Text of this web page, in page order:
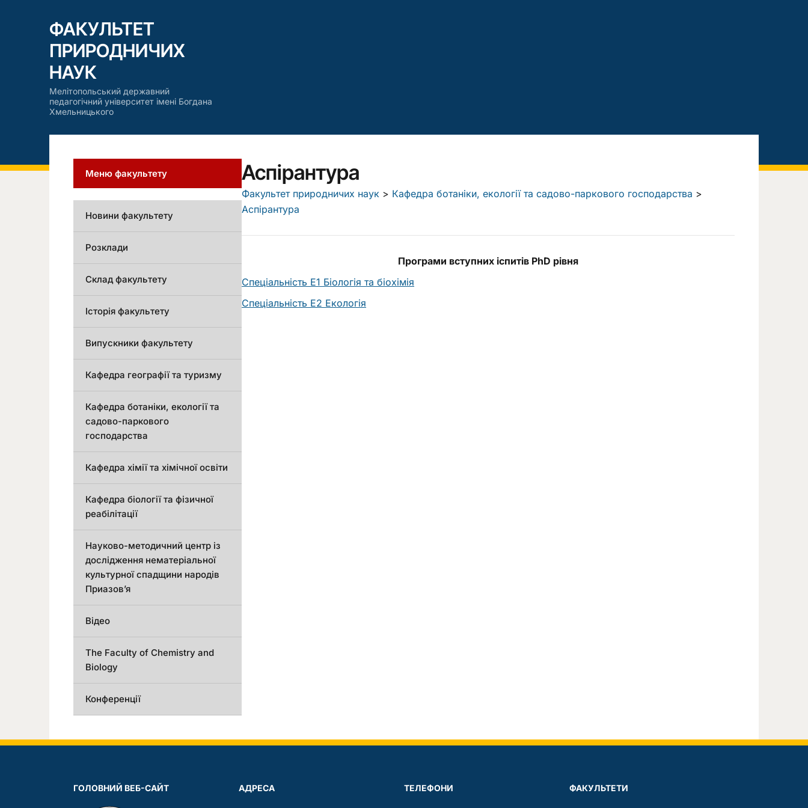
ФАКУЛЬТЕТ
ПРИРОДНИЧИХ
НАУК
Мелітопольський державний
педагогічний університет імені Богдана
Хмельницького
Аспірантура
Факультет природничих наук > Кафедра ботаніки, екології та садово-паркового господарства >
Аспірантура
Програми вступних іспитів PhD рівня
Спеціальність E1 Біологія та біохімія
Спеціальність E2 Екологія
Меню факультету
Новини факультету
Розклади
Склад факультету
Історія факультету
Випускники факультету
Кафедра географії та туризму
Кафедра ботаніки, екології та
садово-паркового
господарства
Кафедра хімії та хімічної освіти
Кафедра біології та фізичної
реабілітації
Науково-методичний центр із
дослідження нематеріальної
культурної спадщини народів
Приазов’я
Відео
The Faculty of Chemistry and
Biology
Конференції
ГОЛОВНИЙ ВЕБ-САЙТ АДРЕСА ТЕЛЕФОНИ ФАКУЛЬТЕТИ